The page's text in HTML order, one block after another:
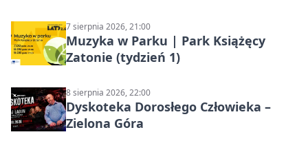
7 sierpnia 2026, 21:00
Muzyka w Parku | Park Książęcy
Zatonie (tydzień 1)
8 sierpnia 2026, 22:00
Dyskoteka Dorosłego Człowieka –
Zielona Góra